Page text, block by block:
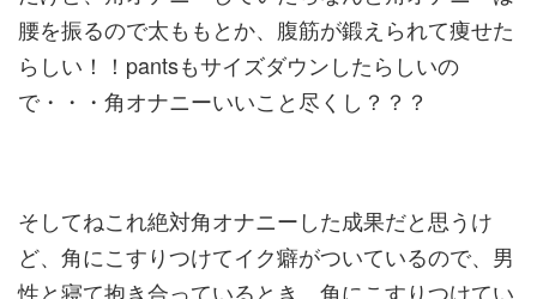
腰を振るので太ももとか、腹筋が鍛えられて痩せた
らしい！！pantsもサイズダウンしたらしいの
で・・・角オナニーいいこと尽くし？？？
そしてねこれ絶対角オナニーした成果だと思うけ
ど、角にこすりつけてイク癖がついているので、男
性と寝て抱き合っているとき、角にこすりつけてい